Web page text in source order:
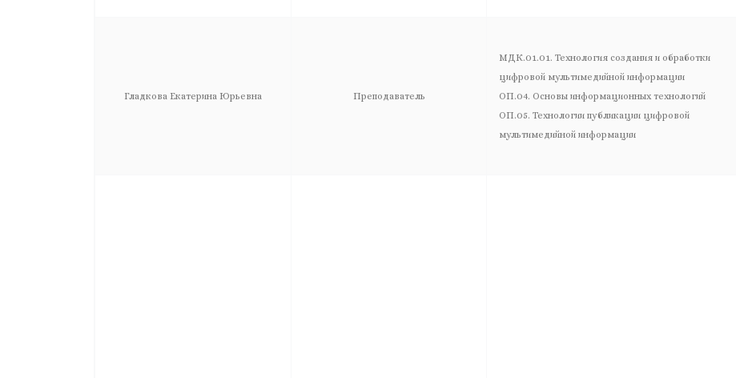
Гладкова Екатерина Юрьевна Преподаватель
МДК.01.01. Технология создания и обработки
цифровой мультимедийной информации
ОП.04. Основы информационных технологий
ОП.05. Технологии публикации цифровой
мультимедийной информации